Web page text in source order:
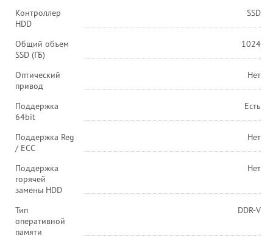
Контроллер
HDD
SSD
Общий объем
SSD (ГБ)
1024
Оптический
привод
Нет
Поддержка
64bit
Есть
Поддержка Reg
/ ECC
Нет
Поддержка
горячей
замены HDD
Нет
Тип
оперативной
памяти
DDR-V